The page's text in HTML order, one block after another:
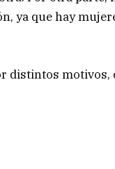
ya que hay
distintos motivos,